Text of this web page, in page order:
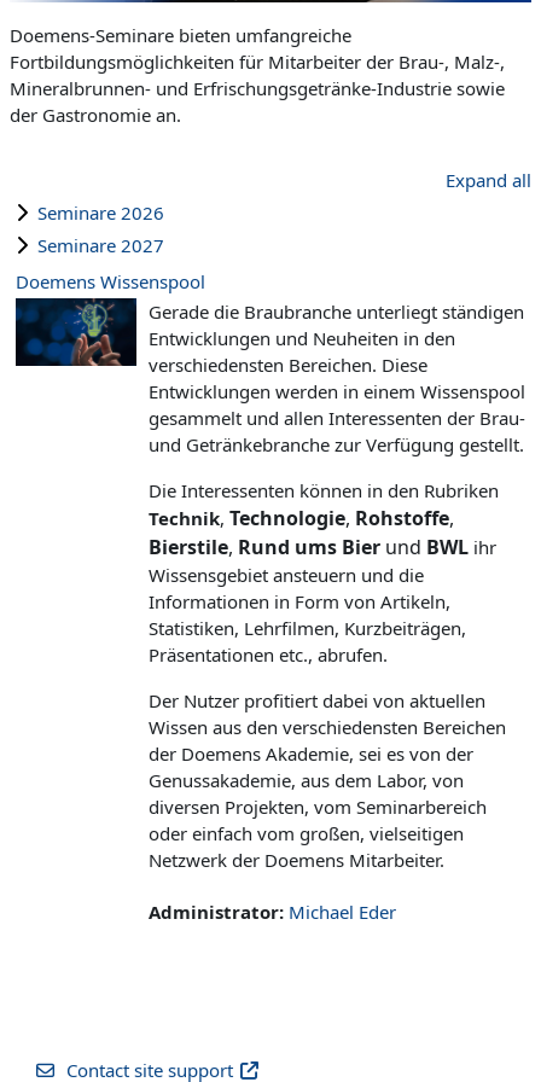
Doemens-Seminare bieten umfangreiche
Fortbildungsmöglichkeiten für Mitarbeiter der Brau-, Malz-,
Mineralbrunnen- und Erfrischungsgetränke-Industrie sowie
der Gastronomie an.
Expand all
Seminare 2026
Seminare 2027
Doemens Wissenspool
Gerade die Braubranche unterliegt ständigen
Entwicklungen und Neuheiten in den
verschiedensten Bereichen. Diese
Entwicklungen werden in einem Wissenspool
gesammelt und allen Interessenten der Brau-
und Getränkebranche zur Verfügung gestellt.
Die Interessenten können in den Rubriken
Technik, Technologie, Rohstoffe,
Bierstile, Rund ums Bier und BWL ihr
Wissensgebiet ansteuern und die
Informationen in Form von Artikeln,
Statistiken, Lehrfilmen, Kurzbeiträgen,
Präsentationen etc., abrufen.
Der Nutzer profitiert dabei von aktuellen
Wissen aus den verschiedensten Bereichen
der Doemens Akademie, sei es von der
Genussakademie, aus dem Labor, von
diversen Projekten, vom Seminarbereich
oder einfach vom großen, vielseitigen
Netzwerk der Doemens Mitarbeiter.
Administrator: Michael Eder
Contact site support